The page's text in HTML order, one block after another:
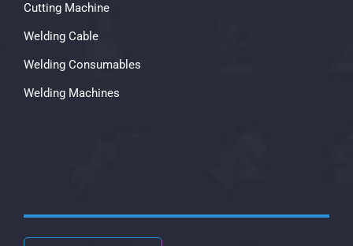
Cutting Machine
Welding Cable
Welding Consumables
Welding Machines